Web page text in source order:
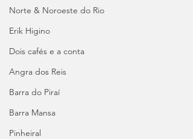
Norte & Noroeste do Rio
Erik Higino
Dois cafés e a conta
Angra dos Reis
Barra do Piraí
Barra Mansa
Pinheiral